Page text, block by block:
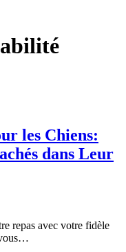
les Chiens:
dans Leur
repas avec votre fidèle